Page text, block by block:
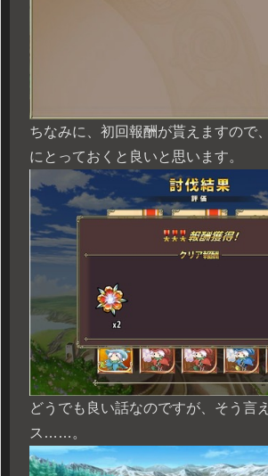
ちなみに、初回報酬が貰えますので
にとっておくと良いと思います。
どうでも良い話なのですが、そう言
ス……。